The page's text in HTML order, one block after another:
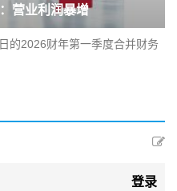
营业利润暴增
的2026财年第一季度合并财务
登录